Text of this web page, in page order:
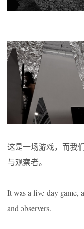
这是一场游戏，而我
与观察者。
It was a five-day game,
and observers.